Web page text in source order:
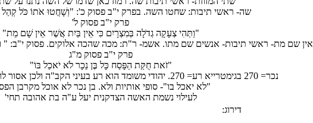
שה- ראשי תיבות: שחטו השה. בפרק י"ב פסוק כ': "וְשָׁחֲטוּ אֹתוֹ כֹּל
פרק י"ב פסוק ל'
"וַתְּהִי צְעָקָה גְדֹלָה בְּמִצְרָיִם כִּי אֵין בַּיִת אֲשֶׁר אֵין שָׁם מֵת"
אין שם מת- ראשי תיבות- אנשים שם מתו. אשמ- ר"ת: מכה שהכה אלוקים. פסוק י"ב: "
פרק י"ב פסוק מ"ג
"זֹאת חֻקַּת הַפָּסַח כָּל בֶּן נֵכָר לֹא יֹאכַל בּוֹ"
נכר= 270 בגימטרייא רע= 270. יהודי משומד הוא רע בעיני הקב"ה ולכן אסור לו לאכול מקורבן הפסח.
"לא יאכל בו"- סופי אותיות ולא. בן נכר לא אוכל מקרבן
לעילוי נשמת האשה הצדקנית יעל ע"ה בת אהובה תחי'
דירוג: